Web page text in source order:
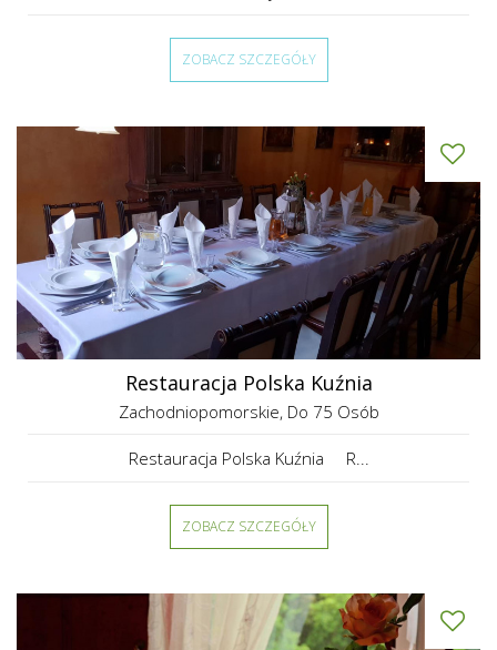
ZOBACZ SZCZEGÓŁY
Restauracja Polska Kuźnia
Zachodniopomorskie, Do 75 Osób
Restauracja Polska Kuźnia R...
ZOBACZ SZCZEGÓŁY